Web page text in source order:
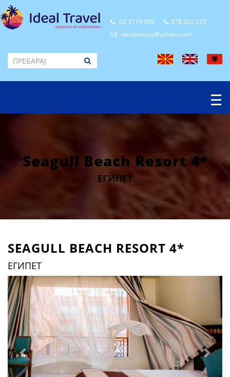
02 3119 006
078 322 272
idealprevoz@yahoo.com
Seagull Beach Resort 4*
ЕГИПЕТ
SEAGULL BEACH RESORT 4*
ЕГИПЕТ
Previous Next